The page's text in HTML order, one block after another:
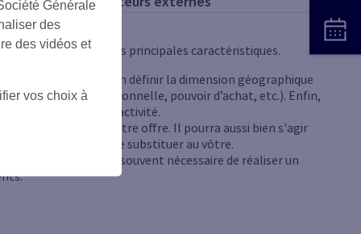
en définir les trois principales caractéristiques.
de là, vous pouvez en définir la dimension géographique
socio-professionnelle, pouvoir d’achat, etc.). Enfin,
vos opportunités d’activité.
concurrence avec votre offre. Il pourra aussi bien s'agir
mais qui peut se substituer au vôtre.
Pour cela, il est souvent nécessaire de réaliser un
Générale
des
des vidéos et
vos choix à